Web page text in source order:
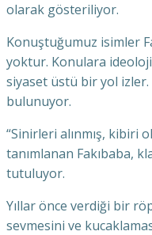
olarak gösteriliyor.
Konuştuğumuz isimler
yoktur. Konulara
siyaset üstü bir yol izler.
bulunuyor.
“Sinirleri alınmış, kibiri
tanımlanan Fakıbaba,
tutuluyor.
Yıllar önce verdiği bir
sevmesini ve